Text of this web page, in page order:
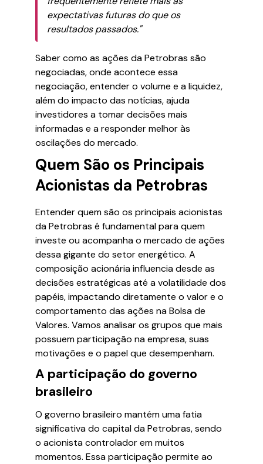
expectativas futuras do que os
resultados passados."
Saber como as ações da Petrobras são
negociadas, onde acontece essa
negociação, entender o volume e a liquidez,
além do impacto das notícias, ajuda
investidores a tomar decisões mais
informadas e a responder melhor às
oscilações do mercado.
Quem São os Principais
Acionistas da Petrobras
Entender quem são os principais acionistas
da Petrobras é fundamental para quem
investe ou acompanha o mercado de ações
dessa gigante do setor energético. A
composição acionária influencia desde as
decisões estratégicas até a volatilidade dos
papéis, impactando diretamente o valor e o
comportamento das ações na Bolsa de
Valores. Vamos analisar os grupos que mais
possuem participação na empresa, suas
motivações e o papel que desempenham.
A participação do governo
brasileiro
O governo brasileiro mantém uma fatia
significativa do capital da Petrobras, sendo
o acionista controlador em muitos
momentos. Essa participação permite ao